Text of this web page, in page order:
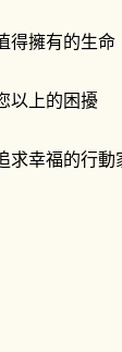
得擁有的生命
以上的困擾
求幸福的行動